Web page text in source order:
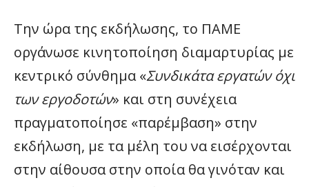
Την ώρα της εκδήλωσης, το ΠΑΜΕ
οργάνωσε κινητοποίηση διαμαρτυρίας με
κεντρικό σύνθημα «Συνδικάτα εργατών όχι
των εργοδοτών» και στη συνέχεια
πραγματοποίησε «παρέμβαση» στην
εκδήλωση, με τα μέλη του να εισέρχονται
στην αίθουσα στην οποία θα γινόταν και